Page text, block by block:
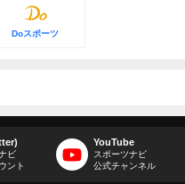
Doスポーツ
ビ
ント
YouTube
スポーツナビ
公式チャンネル